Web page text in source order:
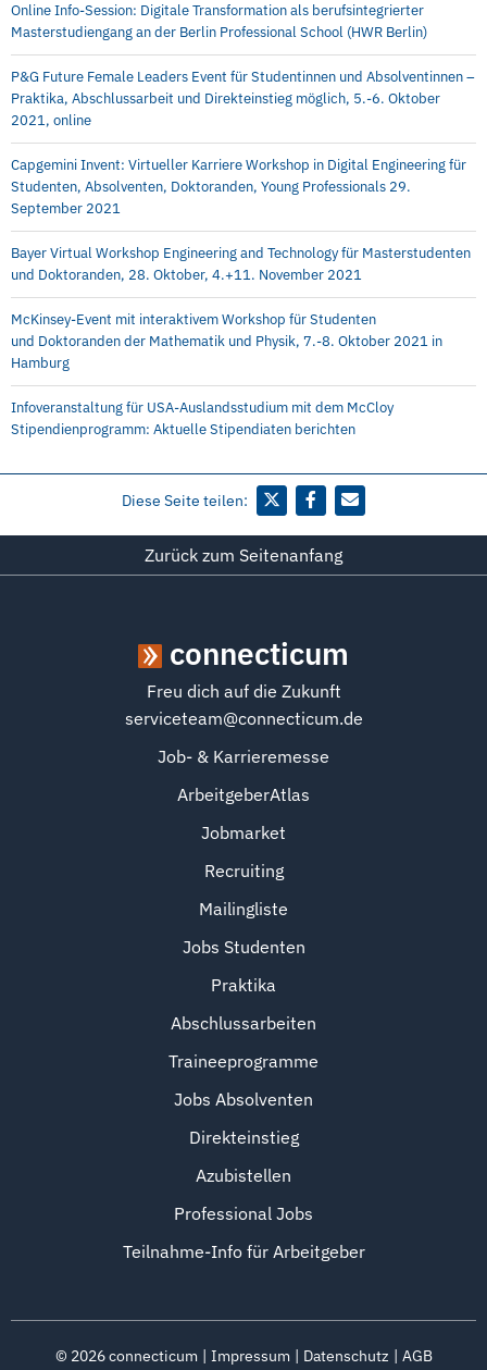
Online Info-Session: Digitale Transformation als berufsintegrierter
Masterstudiengang an der Berlin Professional School (HWR Berlin)
P&G Future Female Leaders Event für Studentinnen und Absolventinnen –
Praktika, Abschlussarbeit und Direkteinstieg möglich, 5.-6. Oktober
2021, online
Capgemini Invent: Virtueller Karriere Workshop in Digital Engineering für
Studenten, Absolventen, Doktoranden, Young Professionals 29.
September 2021
Bayer Virtual Workshop Engineering and Technology für Masterstudenten
und Doktoranden, 28. Oktober, 4.+11. November 2021
McKinsey-Event mit interaktivem Workshop für Studenten
und Doktoranden der Mathematik und Physik, 7.-8. Oktober 2021 in
Hamburg
Infoveranstaltung für USA-Auslandsstudium mit dem McCloy
Stipendienprogramm: Aktuelle Stipendiaten berichten
Diese Seite teilen:
Zurück zum Seitenanfang
connecticum
Freu dich auf die Zukunft
serviceteam@connecticum.de
Job- & Karrieremesse
ArbeitgeberAtlas
Jobmarket
Recruiting
Mailingliste
Jobs Studenten
Praktika
Abschlussarbeiten
Traineeprogramme
Jobs Absolventen
Direkteinstieg
Azubistellen
Professional Jobs
Teilnahme-Info für Arbeitgeber
© 2026connecticum Impressum Datenschutz AGB